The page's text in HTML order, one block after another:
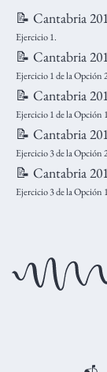
📝 Cantabria
Ejercicio 1.
📝 Cantabria
Ejercicio 1 de la Opción
📝 Cantabria
Ejercicio 1 de la Opción
📝 Cantabria
Ejercicio 3 de la Opción
📝 Cantabria
Ejercicio 3 de la Opción